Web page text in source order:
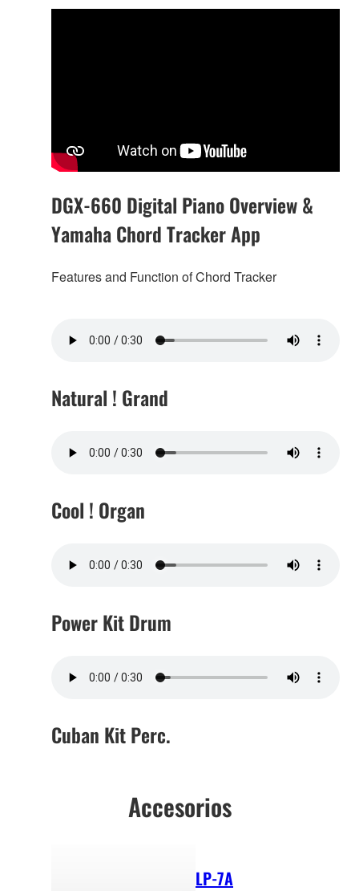
DGX-660 Digital Piano Overview &
Yamaha Chord Tracker App
Features and Function of Chord Tracker
Natural ! Grand
Cool ! Organ
Power Kit Drum
Cuban Kit Perc.
Accesorios
LP-7A